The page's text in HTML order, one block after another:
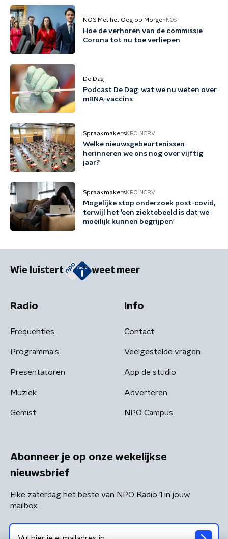
NOS Met het Oog op Morgen NOS
Hoe de verhoren van de commissie
Corona tot nu toe verliepen
De Dag
Podcast De Dag: wat we nu weten over
mRNA-vaccins
SpraakmakersKRO-NCRV
Welke nieuwsgebeurtenissen
herinneren we ons nog over vijftig
jaar?
SpraakmakersKRO-NCRV
Mogelijke stop onderzoek post-covid,
terwijl het 'een ziektebeeld is dat we
moeilijk kunnen begrijpen'
Wie luistert weet meer
Radio
Frequenties
Programma's
Presentatoren
Muziek
Gemist
Info
Contact
Veelgestelde vragen
App de studio
Adverteren
NPO Campus
Abonneer je op onze wekelijkse
nieuwsbrief
Elke zaterdag het beste van NPO Radio 1 in jouw
mailbox